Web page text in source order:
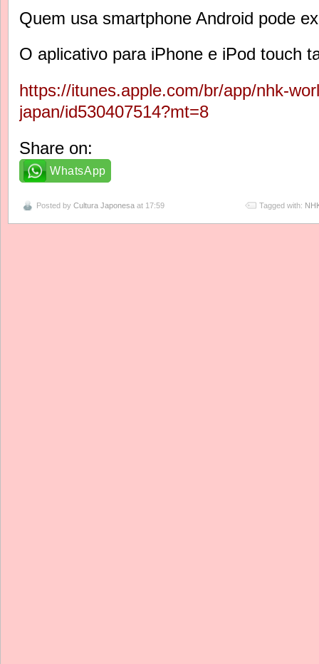
Quem usa smartphone Android pode
O aplicativo para iPhone e iPod touch
https://itunes.apple.com/br/app/nhk-
japan/id530407514?mt=8
Share on:
WhatsApp
Posted by Cultura Japonesa at 17:59 Tagged with: